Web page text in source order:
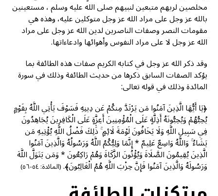
مخلصين لربهم متبعين لنبيهم صلى الله عليه وسلم ، مستعينين
بالله عز وجل على مراد الله عز وجل متوكلين عليه، وهذه هي
مقومات النصر وصفات الناصرين لدين الله عز وجل على مراد
الله عز وجل لا على مراد النفوس وأهوائها وادعاءاتها.
وقد ذكر الله عز وجل في كتابه الكريم صفات هذه الطائفة بما
يؤكد الصفات السابق ذكرها من حديث الطائفة وذلك في سورة
المائدة وذلك في قوله تعالى:
﴿يَا أَيُّهَا الَّذِينَ آمَنُوا مَن يَرْتَدَّ مِنكُمْ عَن دِينِهِ فَسَوْفَ يَأْتِي اللَّهُ بِقَوْمٍ
يُحِبُّهُمْ وَيُحِبُّونَهُ أَذِلَّةٍ عَلَى الْمُؤْمِنِينَ أَعِزَّةٍ عَلَى الْكَافِرِينَ يُجَاهِدُونَ
فِي سَبِيلِ اللَّهِ وَلَا يَخَافُونَ لَوْمَةَ لَائِمٍ ۚ ذَٰلِكَ فَضْلُ اللَّهِ يُؤْتِيهِ مَن
يَشَاءُ ۚ وَاللَّهُ وَاسِعٌ عَلِيمٌ * إِنَّمَا وَلِيُّكُمُ اللَّهُ وَرَسُولُهُ وَالَّذِينَ آمَنُوا
الَّذِينَ يُقِيمُونَ الصَّلَاةَ وَيُؤْتُونَ الزَّكَاةَ وَهُمْ رَاكِعُونَ * وَمَن يَتَوَلَّ اللَّهَ
وَرَسُولَهُ وَالَّذِينَ آمَنُوا فَإِنَّ حِزْبَ اللَّهِ هُمُ الْغَالِبُونَ﴾.(المائدة: ٥٤-٥٦)